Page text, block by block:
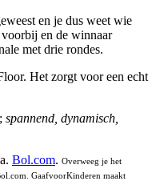
en je dus weet wie
en de winnaar
met drie rondes.
Het zorgt voor een echt
; spannend, dynamisch,
Bol.com. Overweeg je het
GaafvoorKinderen maakt